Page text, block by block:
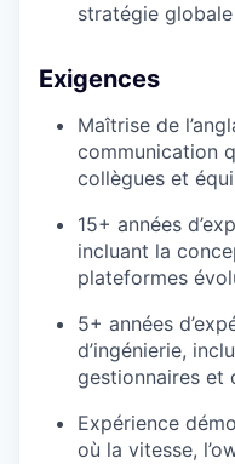
stratégie globale
Exigences
Maîtrise de
communication
collègues et
15+ années
incluant la
plateformes
5+ années
d’ingénierie,
gestionnaires et
Expérience
où la vitesse,